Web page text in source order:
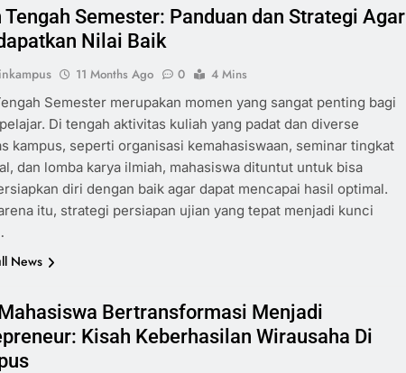
Tengah Semester: Panduan dan Strategi Agar
Nilai Baik
11 Months Ago 0
4 Mins
Semester merupakan momen yang sangat penting bagi
Di tengah aktivitas kuliah yang padat dan diverse
kampus, seperti organisasi kemahasiswaan, seminar tingkat
dan lomba karya ilmiah, mahasiswa dituntut untuk bisa
diri dengan baik agar dapat mencapai hasil optimal.
itu, strategi persiapan ujian yang tepat menjadi kunci
News
Bertransformasi Menjadi
Kisah Keberhasilan Wirausaha Di